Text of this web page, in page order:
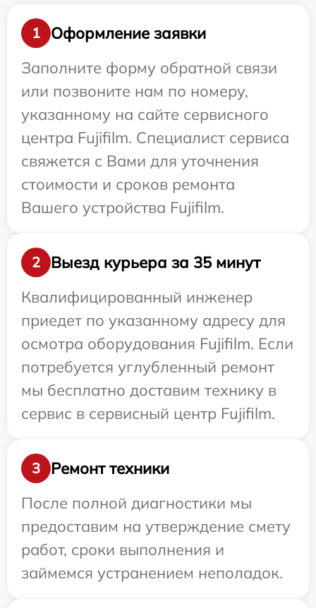
1
Оформление заявки
Заполните форму обратной связи
или позвоните нам по номеру,
указанному на сайте сервисного
центра Fujifilm. Специалист сервиса
свяжется с Вами для уточнения
стоимости и сроков ремонта
Вашего устройства Fujifilm.
2
Выезд курьера за 35 минут
Квалифицированный инженер
приедет по указанному адресу для
осмотра оборудования Fujifilm. Если
потребуется углубленный ремонт
мы бесплатно доставим технику в
сервис в сервисный центр Fujifilm.
3
Ремонт техники
После полной диагностики мы
предоставим на утверждение смету
работ, сроки выполнения и
займемся устранением неполадок.